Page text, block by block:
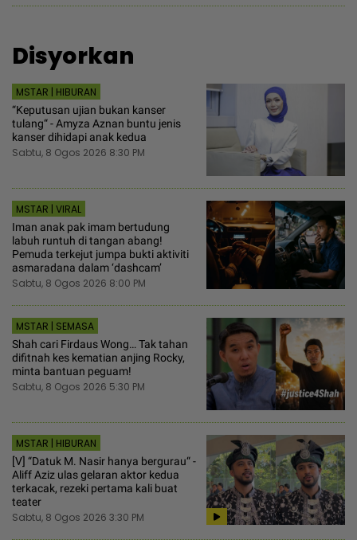
Disyorkan
MSTAR | HIBURAN
“Keputusan ujian bukan kanser
tulang“ - Amyza Aznan buntu jenis
kanser dihidapi anak kedua
Sabtu, 8 Ogos 2026 8:30 PM
MSTAR | VIRAL
Iman anak pak imam bertudung
labuh runtuh di tangan abang!
Pemuda terkejut jumpa bukti aktiviti
asmaradana dalam ‘dashcam’
Sabtu, 8 Ogos 2026 8:00 PM
MSTAR | SEMASA
Shah cari Firdaus Wong… Tak tahan
difitnah kes kematian anjing Rocky,
minta bantuan peguam!
Sabtu, 8 Ogos 2026 5:30 PM
MSTAR | HIBURAN
[V] “Datuk M. Nasir hanya bergurau“ -
Aliff Aziz ulas gelaran aktor kedua
terkacak, rezeki pertama kali buat
teater
Sabtu, 8 Ogos 2026 3:30 PM